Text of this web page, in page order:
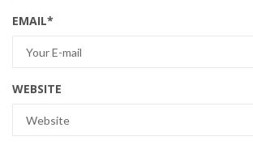
EMAIL*
WEBSITE